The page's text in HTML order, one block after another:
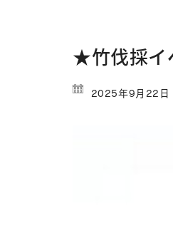
★竹伐採イ
2025年9月22日